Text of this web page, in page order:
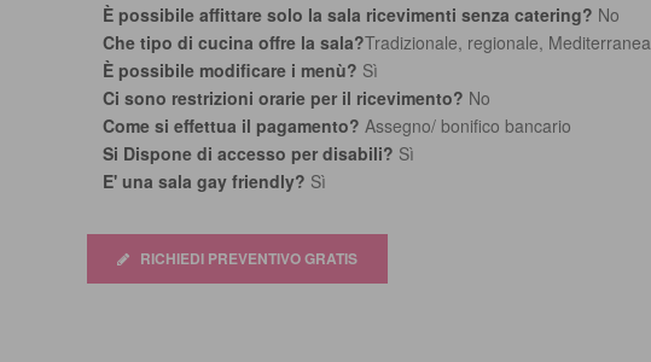
È possibile affittare solo la sala ricevimenti senza catering? No
Che tipo di cucina offre la sala?Tradizionale, regionale, Mediterranea
È possibile modificare i menù? Sì
Ci sono restrizioni orarie per il ricevimento? No
Come si effettua il pagamento? Assegno/ bonifico bancario
Si Dispone di accesso per disabili? Sì
E' una sala gay friendly? Sì
RICHIEDI PREVENTIVO GRATIS